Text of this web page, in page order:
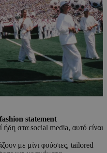
statement
ήδη στα social media, αυτό είναι
με μίνι φούστες, tailored